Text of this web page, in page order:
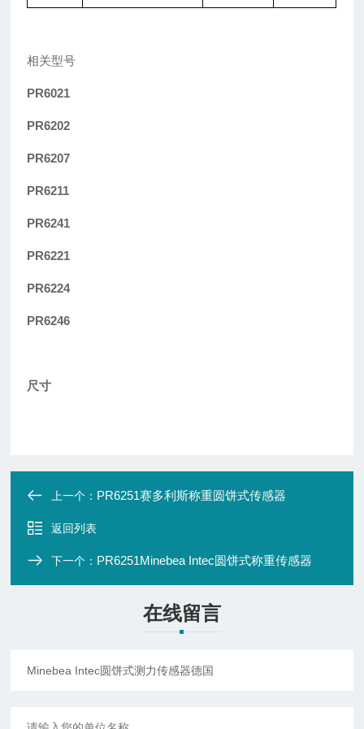
相关型号
PR6021
PR6202
PR6207
PR6211
PR6241
PR6221
PR6224
PR6246
尺寸
上一个： PR6251赛多利斯称重圆饼式传感器
返回列表
下一个： PR6251Minebea Intec圆饼式称重传感器
在线留言